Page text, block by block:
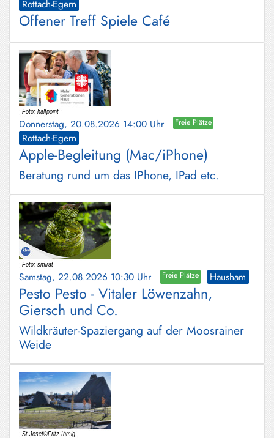
Rottach-Egern
Offener Treff Spiele Café
Donnerstag, 20.08.2026 14:00 Uhr Freie Plätze
Rottach-Egern
Apple-Begleitung (Mac/iPhone)
Beratung rund um das IPhone, IPad etc.
Samstag, 22.08.2026 10:30 Uhr Freie Plätze Hausham
Pesto Pesto - Vitaler Löwenzahn,
Giersch und Co.
Wildkräuter-Spaziergang auf der Moosrainer
Weide